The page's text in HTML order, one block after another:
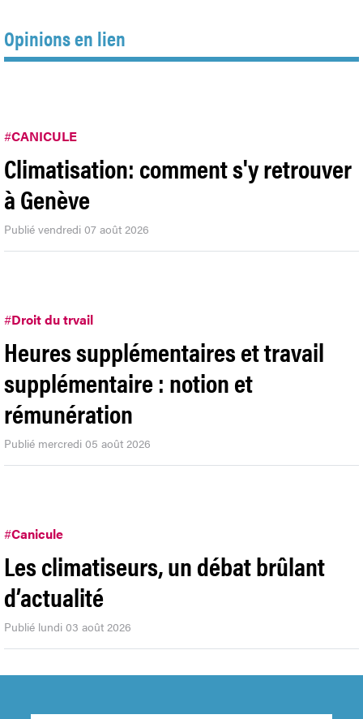
Opinions en lien
#CANICULE
Climatisation: comment s'y retrouver
à Genève
Publié vendredi 07 août 2026
#Droit du trvail
Heures supplémentaires et travail
supplémentaire : notion et
rémunération
Publié mercredi 05 août 2026
#Canicule
Les climatiseurs, un débat brûlant
d’actualité
Publié lundi 03 août 2026